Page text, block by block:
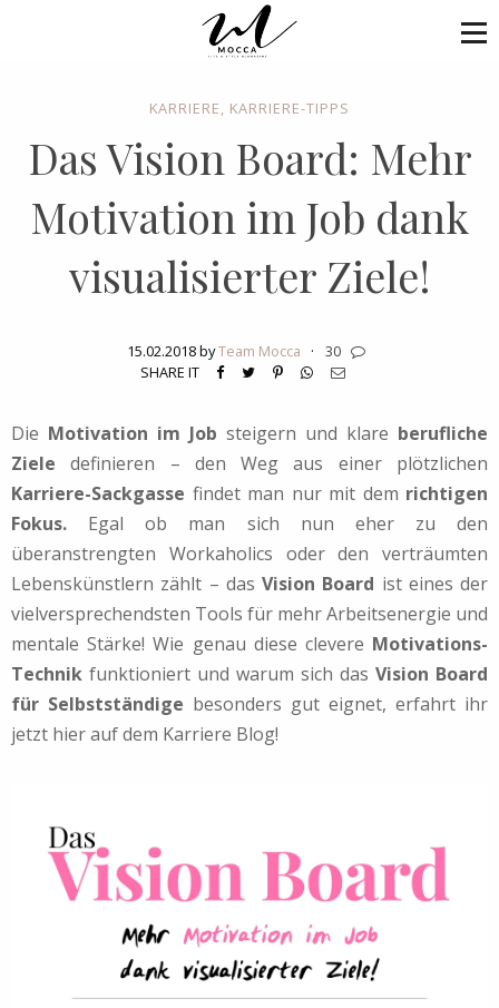
KARRIERE, KARRIERE-TIPPS
Das Vision Board: Mehr
Motivation im Job dank
visualisierter Ziele!
15.02.2018 byTeam Mocca ·
30
SHARE IT
Die Motivation im Job steigern und klare berufliche
Ziele definieren – den Weg aus einer plötzlichen
Karriere-Sackgasse findet man nur mit dem richtigen
Fokus. Egal ob man sich nun eher zu den
überanstrengten Workaholics oder den verträumten
Lebenskünstlern zählt – das Vision Board ist eines der
vielversprechendsten Tools für mehr Arbeitsenergie und
mentale Stärke! Wie genau diese clevere Motivations-
Technik funktioniert und warum sich das Vision Board
für Selbstständige besonders gut eignet, erfahrt ihr
jetzt hier auf dem Karriere Blog!